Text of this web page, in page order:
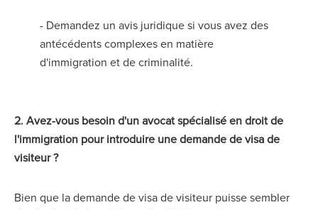
- Demandez un avis juridique si vous avez des
antécédents complexes en matière
d'immigration et de criminalité.
2. Avez-vous besoin d'un avocat spécialisé en droit de
l'immigration pour introduire une demande de visa de
visiteur ?
Bien que la demande de visa de visiteur puisse sembler